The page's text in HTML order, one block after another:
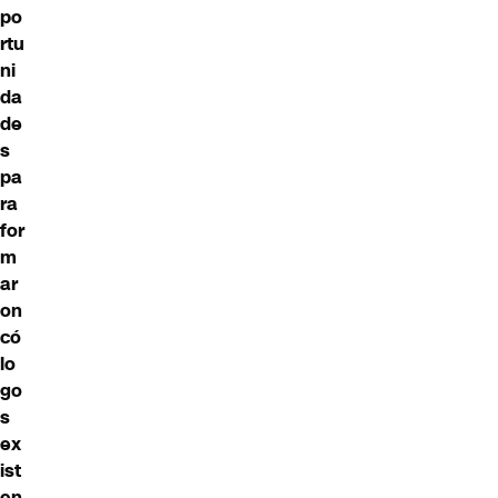
po
rtu
ni
da
de
s
pa
ra
for
m
ar
on
có
lo
go
s
ex
ist